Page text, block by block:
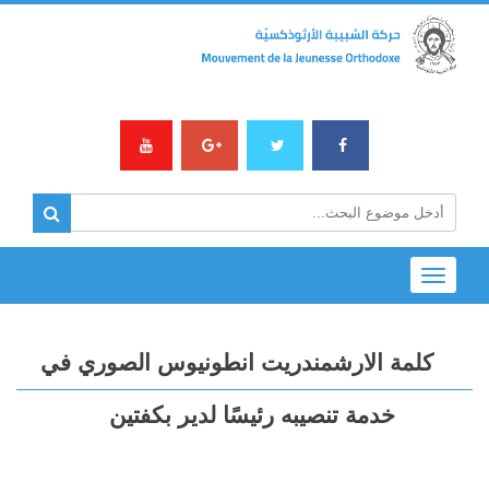
Toggle
navigation
كلمة الارشمندريت انطونيوس الصوري في
خدمة تنصيبه رئيسًا لدير بكفتين